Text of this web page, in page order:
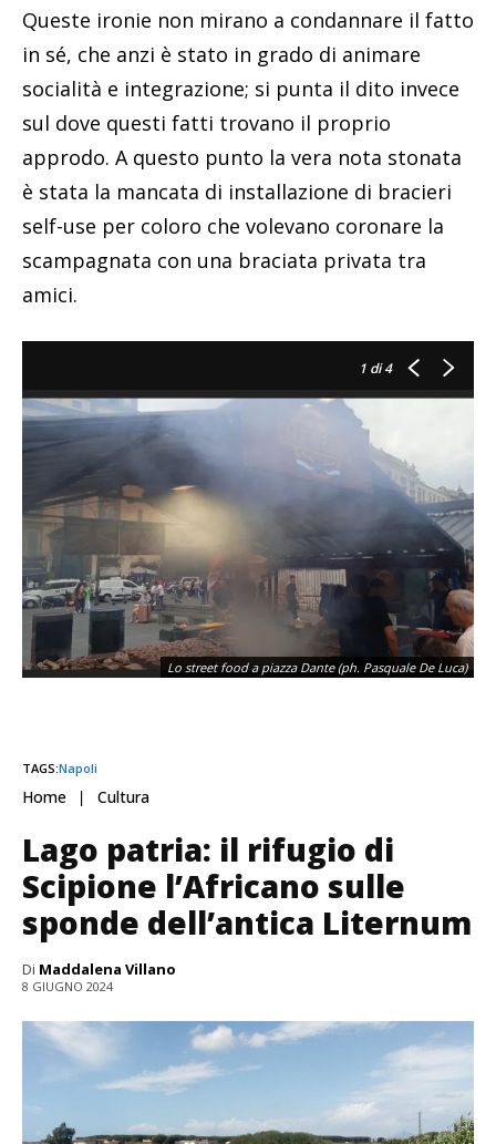
Queste ironie non mirano a condannare il fatto
in sé, che anzi è stato in grado di animare
socialità e integrazione; si punta il dito invece
sul dove questi fatti trovano il proprio
approdo. A questo punto la vera nota stonata
è stata la mancata di installazione di bracieri
self-use per coloro che volevano coronare la
scampagnata con una braciata privata tra
amici.
1 di 4
Lo street food a piazza Dante (ph. Pasquale De Luca)
TAGS:Napoli
Home Cultura
Lago patria: il rifugio di
Scipione l’Africano sulle
sponde dell’antica Liternum
Di Maddalena Villano
8 GIUGNO 2024